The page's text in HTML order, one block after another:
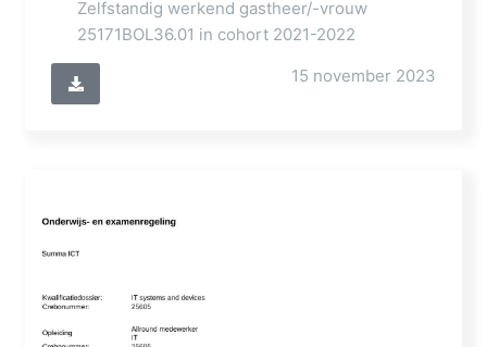
Zelfstandig werkend gastheer/-vrouw
25171BOL36.01 in cohort 2021-2022
15 november 2023